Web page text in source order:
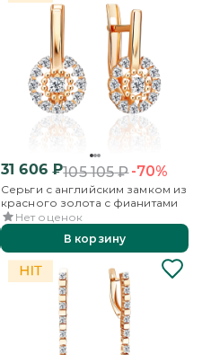
31 606₽105 105₽-70%
Серьги с английским замком из
красного золота с фианитами
Нет оценок
В корзину